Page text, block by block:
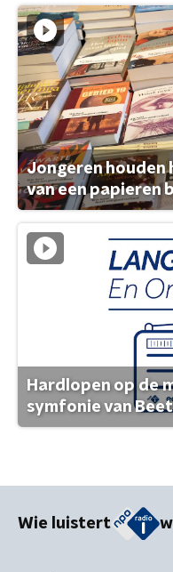
Jongeren houden
van een papieren
Hardlopen op de
symfonie van
Wie luistert